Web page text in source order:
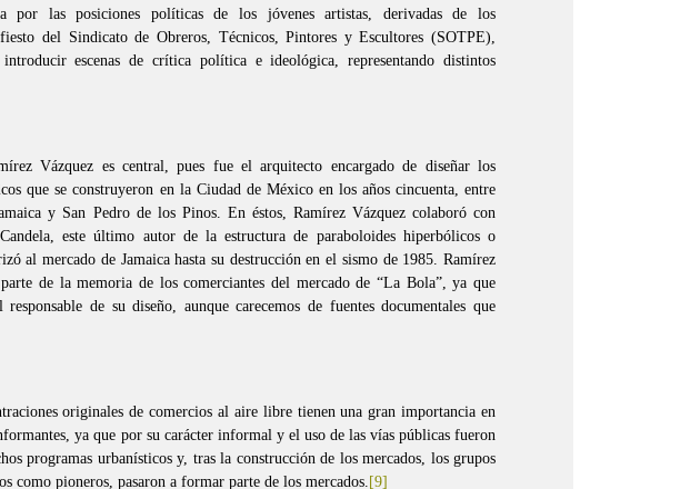
por las posiciones políticas de los jóvenes artistas, derivadas de los
del Sindicato de Obreros, Técnicos, Pintores y Escultores (SOTPE),
escenas de crítica política e ideológica, representando distintos
Vázquez es central, pues fue el arquitecto encargado de diseñar los
que se construyeron en la Ciudad de México en los años cincuenta, entre
y San Pedro de los Pinos. En éstos, Ramírez Vázquez colaboró con
este último autor de la estructura de paraboloides hiperbólicos o
al mercado de Jamaica hasta su destrucción en el sismo de 1985. Ramírez
de la memoria de los comerciantes del mercado de “La Bola”, ya que
de su diseño, aunque carecemos de fuentes documentales que
originales de comercios al aire libre tienen una gran importancia en
ya que por su carácter informal y el uso de las vías públicas fueron
programas urbanísticos y, tras la construcción de los mercados, los grupos
como pioneros, pasaron a formar parte de los mercados. [9]